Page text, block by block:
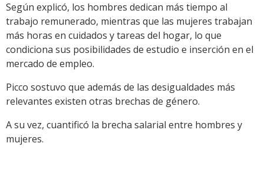
Según explicó, los hombres dedican más tiempo al
trabajo remunerado, mientras que las mujeres trabajan
más horas en cuidados y tareas del hogar, lo que
condiciona sus posibilidades de estudio e inserción en el
mercado de empleo.
Picco sostuvo que además de las desigualdades más
relevantes existen otras brechas de género.
A su vez, cuantificó la brecha salarial entre hombres y
mujeres.